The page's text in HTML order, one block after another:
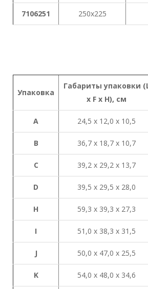
7106251 250x225
Упаковка
Габариты упаковки
x F x H), см
A 24,5 х 12,0 х 10,5
B 36,7 х 18,7 х 10,7
C 39,2 х 29,2 х 13,7
D 39,5 х 29,5 х 28,0
H 59,3 х 39,3 х 27,3
I 51,0 х 38,3 х 31,5
J 50,0 х 47,0 х 25,5
K 54,0 х 48,0 х 34,6